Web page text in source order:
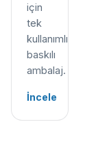
için
tek
kullanımlık
baskılı
ambalaj.
İncele